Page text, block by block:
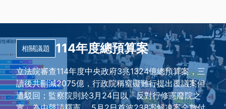
相關議題 114年度總預算案
立法院審查114年度中央政府3兆1324億總預算案，三
讀後共刪減2075億，行政院稱窒礙難行提出覆議案但
遭駁回；監察院則於3月24日以「反對行修憲廢院之